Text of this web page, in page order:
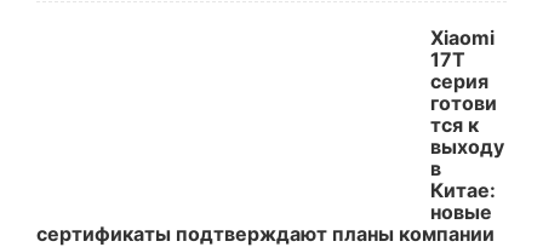
Xiaomi
17T
серия
готови
тся к
выходу
в
Китае:
новые
сертификаты подтверждают планы компании